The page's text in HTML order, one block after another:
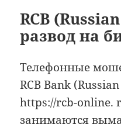
RCB
развод на
Телефонные
RCB Bank
https://rcb-online.
занимаются